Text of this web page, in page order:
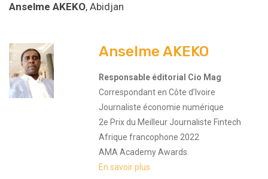
Anselme AKEKO, Abidjan
Anselme AKEKO
Responsable éditorial Cio Mag
Correspondant en Côte d’Ivoire
Journaliste économie numérique
2e Prix du Meilleur Journaliste Fintech
Afrique francophone 2022
AMA Academy Awards.
En savoir plus